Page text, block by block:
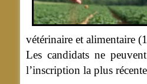
vétérinaire et alimentaire
Les candidats ne
l’inscription la plus